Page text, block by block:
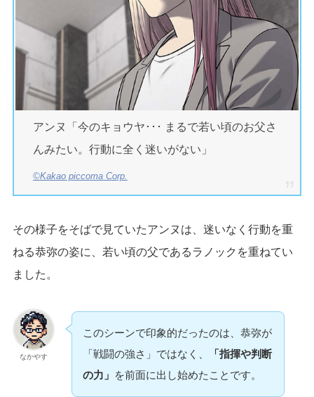
アンヌ「今のキョウヤ･･･ まるで若い頃のお父さ
んみたい。行動に全く迷いがない」
©Kakao piccoma Corp.
その様子をそばで見ていたアンヌは、迷いなく行動を重
ねる恭弥の姿に、若い頃の父であるラノックを重ねてい
ました。
なかやす
このシーンで印象的だったのは、恭弥が
「戦闘の強さ」ではなく、
「指揮や判断
の力」 を前面に出し始めたことです。